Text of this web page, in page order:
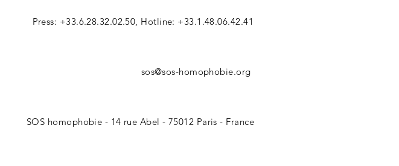
Press: +33.6.28.32.02.50, Hotline: +33.1.48.06.42.41
sos@sos-homophobie.org
SOS homophobie - 14 rue Abel - 75012 Paris - France